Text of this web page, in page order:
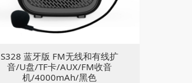
S328 蓝牙版 FM无线和有线扩
音/U盘/TF卡/AUX/FM收音
机/4000mAh/黑色